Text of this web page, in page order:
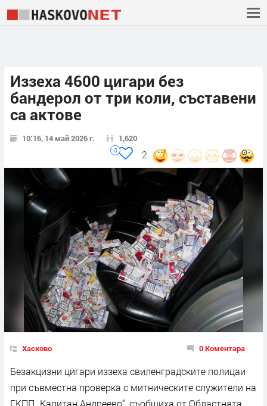
Иззеха 4600 цигари без
бандерол от три коли, съставени
са актове
10:16, 14 май 2026 г. 1,620
2
0
Хасково 0 Коментара
Безакцизни цигари иззеха свиленградските полицаи
при съвместна проверка с митническите служители на
ГКПП „Капитан Андреево“, съобщиха от Областната